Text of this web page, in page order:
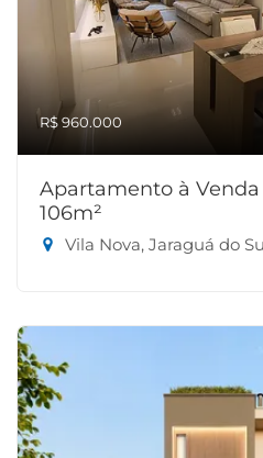
R$ 960.000
Apartamento à
106m²
Vila Nova, Jaraguá do